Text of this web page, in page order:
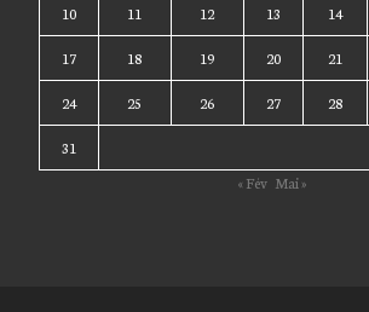
10 11 12 13 14
17 18 19 20 21
24 25 26 27 28
31
« Fév Mai »